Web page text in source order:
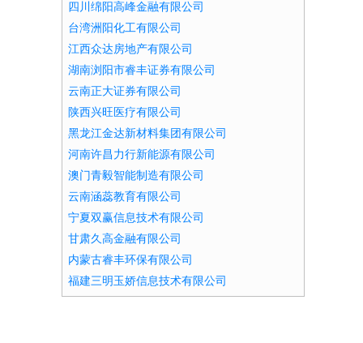
四川绵阳高峰金融有限公司
台湾洲阳化工有限公司
江西众达房地产有限公司
湖南浏阳市睿丰证券有限公司
云南正大证券有限公司
陕西兴旺医疗有限公司
黑龙江金达新材料集团有限公司
河南许昌力行新能源有限公司
澳门青毅智能制造有限公司
云南涵蕊教育有限公司
宁夏双赢信息技术有限公司
甘肃久高金融有限公司
内蒙古睿丰环保有限公司
福建三明玉娇信息技术有限公司